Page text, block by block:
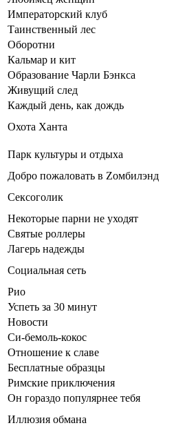
Императорский клуб
Таинственный лес
Оборотни
Кальмар и кит
Образование Чарли Бэнкса
Живущий след
Каждый день, как дождь
Охота Ханта
Парк культуры и отдыха
Добро пожаловать в Zомбилэнд
Сексоголик
Некоторые парни не уходят
Святые роллеры
Лагерь надежды
Социальная сеть
Рио
Успеть за 30 минут
Новости
Си-бемоль-кокос
Отношение к славе
Бесплатные образцы
Римские приключения
Он гораздо популярнее тебя
Иллюзия обмана